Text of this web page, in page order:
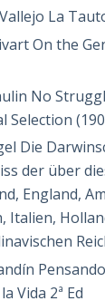
La
On the
No
Selection
Die
der über
England,
Italien,
Vida 2ª Ed